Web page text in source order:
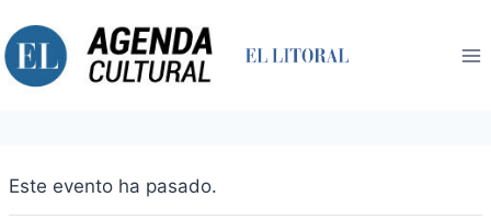
al
contenido
Este evento ha pasado.